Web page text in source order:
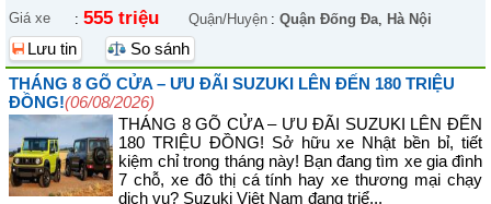
Giá xe
: 555 triệu Quận/Huyện : Quận Đống Đa, Hà Nội
Lưu tin
So sánh
THÁNG 8 GÕ CỬA – ƯU ĐÃI SUZUKI LÊN ĐẾN 180 TRIỆU
ĐỒNG!(06/08/2026)
THÁNG 8 GÕ CỬA – ƯU ĐÃI SUZUKI LÊN ĐẾN
180 TRIỆU ĐỒNG! Sở hữu xe Nhật bền bỉ, tiết
kiệm chỉ trong tháng này! Bạn đang tìm xe gia đình
7 chỗ, xe đô thị cá tính hay xe thương mại chạy
dịch vụ? Suzuki Việt Nam đang triể...